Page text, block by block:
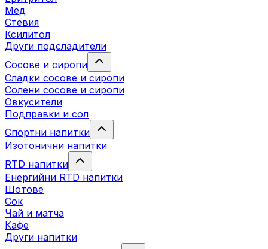
Мед
Стевия
Ксилитол
Други подсладители
Сосове и сиропи
Сладки сосове и сиропи
Солени сосове и сиропи
Овкусители
Подправки и сол
Спортни напитки
Изотонични напитки
RTD напитки
Енергийни RTD напитки
Шотове
Сок
Чай и матча
Кафе
Други напитки